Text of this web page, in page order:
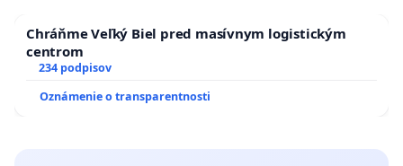
Chráňme Veľký Biel pred masívnym logistickým
centrom
234 podpisov
Oznámenie o transparentnosti